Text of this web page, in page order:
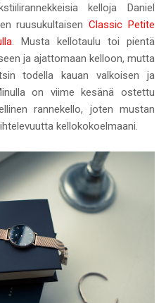
kelloja Daniel
ruusukultaisenClassic Petite
. Musta kellotaulu toi pientä
ja ajattomaan kelloon, mutta
todella kauan valkoisen ja
on viime kesänä ostettu
rannekello, joten mustan
kellokokoelmaani.